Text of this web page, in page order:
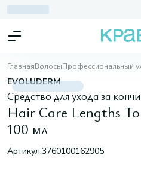
ГлавнаяВолосыПрофессиональный
EVOLUDERM
Средство для ухода за
Hair Care Lengths
100 мл
Артикул:3760100162905